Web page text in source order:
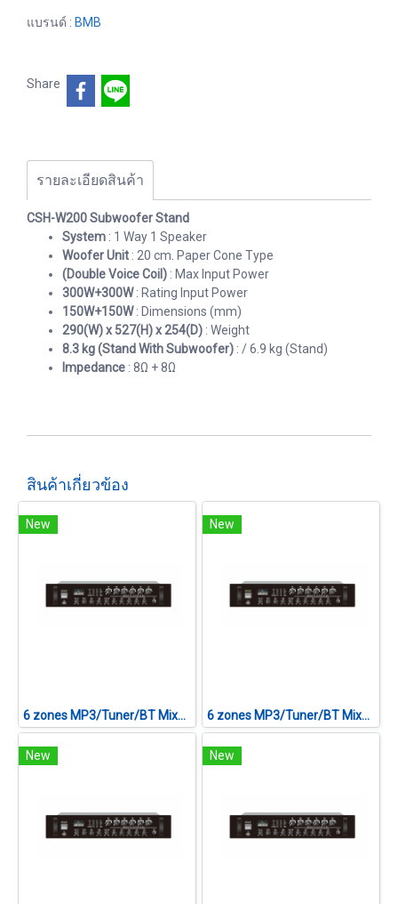
แบรนด์ : BMB
Share
รายละเอียดสินค้า
CSH-W200 Subwoofer Stand
System : 1 Way 1 Speaker
Woofer Unit : 20 cm. Paper Cone Type
(Double Voice Coil) : Max Input Power
300W+300W: Rating Input Power
150W+150W: Dimensions (mm)
290(W) x 527(H) x 254(D) : Weight
8.3 kg (Stand With Subwoofer) : / 6.9 kg (Stand)
Impedance : 8Ω + 8Ω
สินค้าเกี่ยวข้อง
New
6 zones MP3/Tuner/BT Mixer Amplifier CVTA-240F II
New
6 zones MP3/Tuner/BT Mixer Amplifier CVTA-360F II
New New